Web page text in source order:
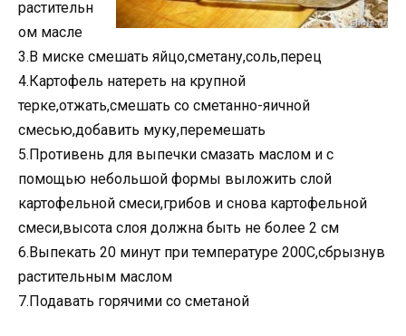
растительн
ом масле
3.В миске смешать яйцо,сметану,соль,перец
4.Картофель натереть на крупной
терке,отжать,смешать со сметанно-яичной
смесью,добавить муку,перемешать
5.Противень для выпечки смазать маслом и с
помощью небольшой формы выложить слой
картофельной смеси,грибов и снова картофельной
смеси,высота слоя должна быть не более 2 см
6.Выпекать 20 минут при температуре 200С,сбрызнув
растительным маслом
7.Подавать горячими со сметаной